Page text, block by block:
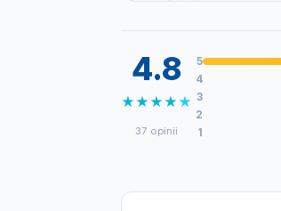
4.8
★★★★★
37 opinii
5
4
3
2
1